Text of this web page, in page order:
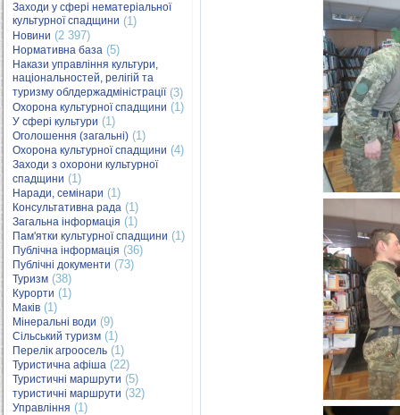
Заходи у сфері нематеріальної
культурної спадщини (1)
Новини (2 397)
Нормативна база (5)
Накази управління культури,
національностей, релігій та
туризму облдержадміністрації(3)
Охорона культурної спадщини (1)
У сфері культури (1)
Оголошення (загальні) (1)
Охорона культурної спадщини (4)
Заходи з охорони культурної
спадщини (1)
Наради, семінари (1)
Консультативна рада (1)
Загальна інформація (1)
Пам'ятки культурної спадщини (1)
Публічна інформація (36)
Публічні документи (73)
Туризм (38)
Курорти (1)
Маків (1)
Мінеральні води (9)
Сільський туризм (1)
Перелік агроосель (1)
Туристична афіша (22)
Туристичні маршрути (5)
туристичні маршрути (32)
Управління (1)